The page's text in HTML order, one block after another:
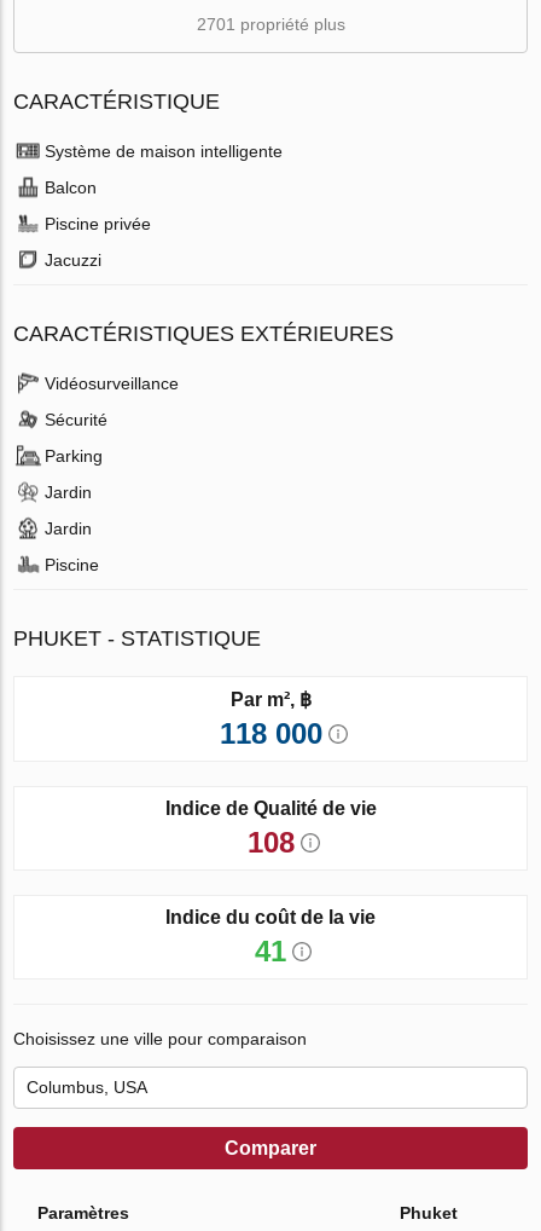
2701 propriété plus
CARACTÉRISTIQUE
Système de maison intelligente
Balcon
Piscine privée
Jacuzzi
CARACTÉRISTIQUES EXTÉRIEURES
Vidéosurveillance
Sécurité
Parking
Jardin
Jardin
Piscine
PHUKET - STATISTIQUE
Par m², ฿
118 000
Indice de Qualité de vie
108
Indice du coût de la vie
41
Choisissez une ville pour comparaison
Comparer
Paramètres Phuket